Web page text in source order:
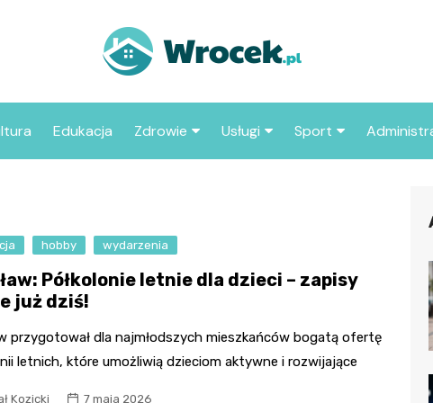
we
Edukacja Zdrowie
Apteka
Usługi
Stacja paliw
Restauracja
Sport
sportowe
Urząd
hobby wydarzenia
Półkolonie letnie dla dzieci – zapisy
już dziś!
przygotował dla najmłodszych mieszkańców bogatą ofertę
letnich, które umożliwią dzieciom aktywne i rozwijające
Kozicki 7 maja 2026